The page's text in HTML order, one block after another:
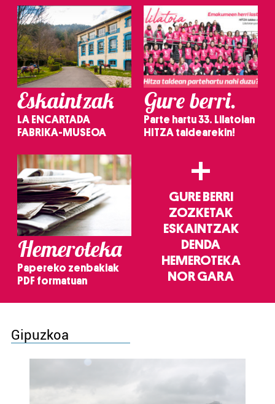
Eskaintzak
LA ENCARTADA
FABRIKA-MUSEOA
Gure berri.
Parte hartu 33. Lilatoian
HITZA taldearekin!
Hemeroteka
Papereko zenbakiak
PDF formatuan
+
GURE BERRI
ZOZKETAK
ESKAINTZAK
DENDA
HEMEROTEKA
NOR GARA
Gipuzkoa